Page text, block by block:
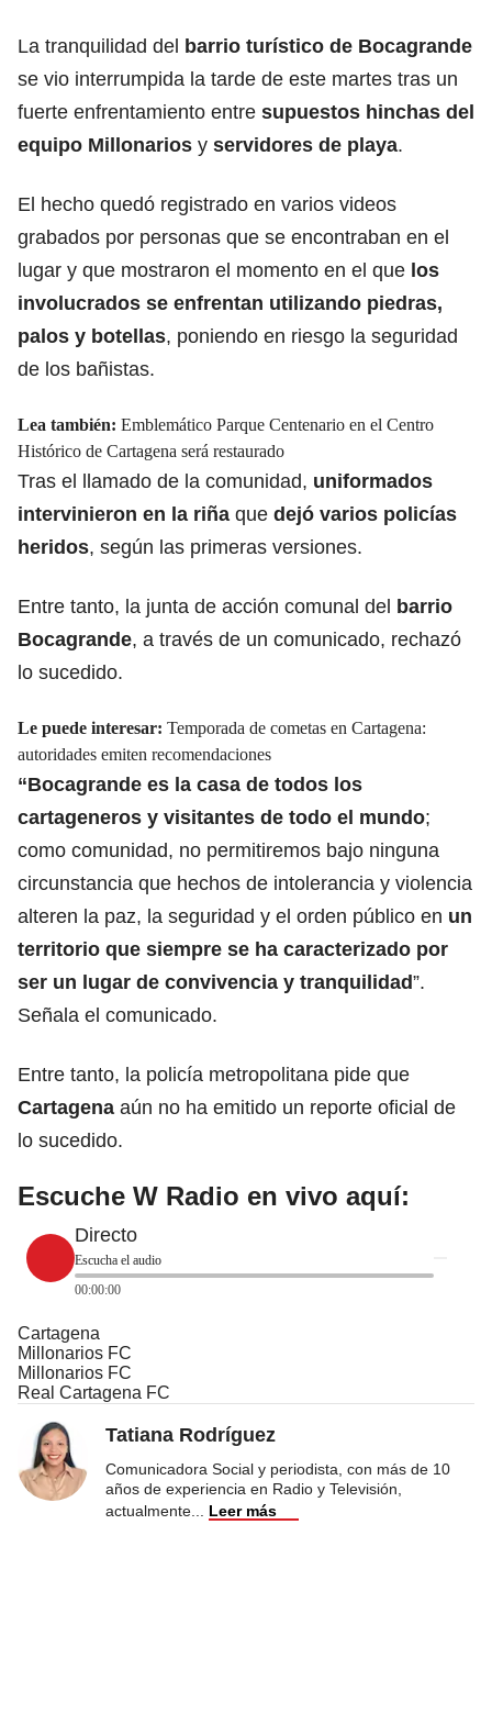
La tranquilidad del barrio turístico de Bocagrande
se vio interrumpida la tarde de este martes tras un
fuerte enfrentamiento entre supuestos hinchas del
equipo Millonarios y servidores de playa.
El hecho quedó registrado en varios videos
grabados por personas que se encontraban en el
lugar y que mostraron el momento en el que los
involucrados se enfrentan utilizando piedras,
palos y botellas, poniendo en riesgo la seguridad
de los bañistas.
Lea también: Emblemático Parque Centenario en el Centro
Histórico de Cartagena será restaurado
Tras el llamado de la comunidad, uniformados
intervinieron en la riña que dejó varios policías
heridos, según las primeras versiones.
Entre tanto, la junta de acción comunal del barrio
Bocagrande, a través de un comunicado, rechazó
lo sucedido.
Le puede interesar: Temporada de cometas en Cartagena:
autoridades emiten recomendaciones
“Bocagrande es la casa de todos los
cartageneros y visitantes de todo el mundo;
como comunidad, no permitiremos bajo ninguna
circunstancia que hechos de intolerancia y violencia
alteren la paz, la seguridad y el orden público en un
territorio que siempre se ha caracterizado por
ser un lugar de convivencia y tranquilidad”.
Señala el comunicado.
Entre tanto, la policía metropolitana pide que
Cartagena aún no ha emitido un reporte oficial de
lo sucedido.
Escuche W Radio en vivo aquí:
Directo
Escucha el audio
00:00:00
Cartagena
Millonarios FC
Millonarios FC
Real Cartagena FC
Tatiana Rodríguez
Comunicadora Social y periodista, con más de 10
años de experiencia en Radio y Televisión,
actualmente
Leer más